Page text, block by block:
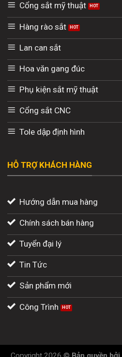
Cổng sắt mỹ thuật
Hàng rào sắt
Lan can sắt
Hoa văn gang đúc
Phụ kiện sắt mỹ thuật
Cổng sắt CNC
Tole dập định hình
HỖ TRỢ KHÁCH HÀNG
Hướng dẫn mua hàng
Chính sách bán hàng
Tuyển đại lý
Tin Tức
Sản phẩm mới
Công Trình